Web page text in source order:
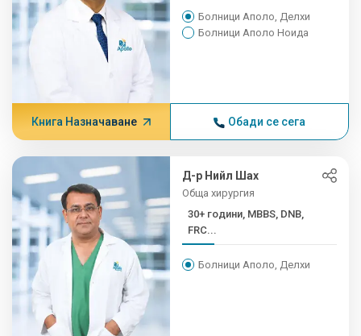
Болници Аполо, Делхи
Болници Аполо Ноида
Книга Назначаване Обади се сега
Д-р Нийл Шах
Обща хирургия
30+ години, MBBS, DNB,
FRC...
Болници Аполо, Делхи